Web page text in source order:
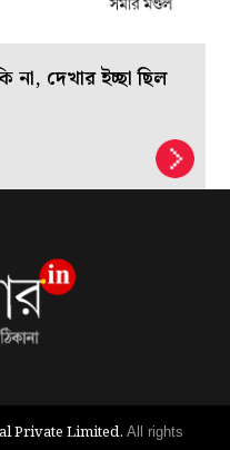
না, দেখার ইচ্ছা ছিল
Private Limited. All rights